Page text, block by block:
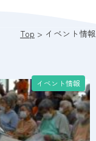
Top > イベント情報
イベント情報